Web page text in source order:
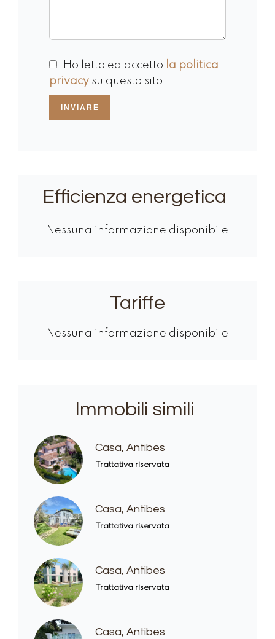
Ho letto ed accetto
la politica
privacy su questo sito
INVIARE
Efficienza energetica
Nessuna informazione disponibile
Tariffe
Nessuna informazione disponibile
Immobili simili
Casa, Antibes
Trattativa riservata
Casa, Antibes
Trattativa riservata
Casa, Antibes
Trattativa riservata
Casa, Antibes